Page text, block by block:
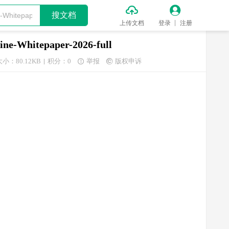
搜文档 
上传文档

登录 注册
Whitepaper-2026-full
小：80.12KB 积分：0  举报  版权申诉